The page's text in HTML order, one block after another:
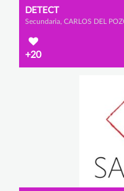
DETECT
+20